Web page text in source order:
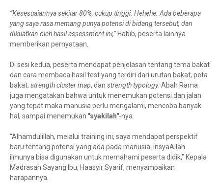
“Kesesuaiannya sekitar 80%, cukup tinggi. Hehehe. Ada beberapa
yang saya rasa memang punya potensi di bidang tersebut, dan
dikuatkan oleh hasil assessment ini,”Habib, peserta lainnya
memberikan pernyataan.
Di sesi kedua, peserta mendapat penjelasan tentang tema bakat
dan cara membaca hasil test yang terdiri dari urutan bakat, peta
bakat, strength cluster map, dan strength typology. Abah Rama
juga mengatakan bahwa untuk menemukan potensi dan jalan
yang tepat maka manusia perlu mengalami, mencoba banyak
hal, sampai menemukan "syakilah"-nya.
“Alhamdulillah, melalui training ini, saya mendapat perspektif
baru tentang potensi yang ada pada manusia. InsyaAllah
ilmunya bisa digunakan untuk memahami peserta didik,” Kepala
Madrasah Sayang Ibu, Haasyir Syarif, menyampaikan
harapannya.